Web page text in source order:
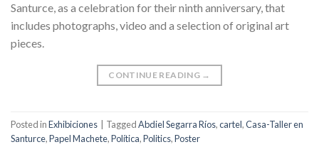
Santurce, as a celebration for their ninth anniversary, that
includes photographs, video and a selection of original art
pieces.
CONTINUE READING →
Posted inExhibiciones | TaggedAbdiel Segarra Ríos,cartel,Casa-Taller en
Santurce,Papel Machete,Política,Politics,Poster